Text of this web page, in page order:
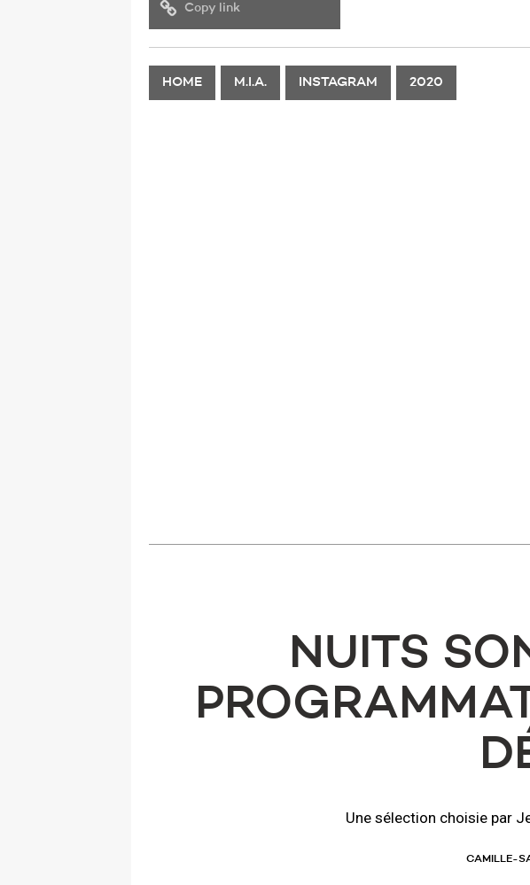
Copy link
HOME M.I.A. INSTAGRAM 2020
​NUITS
Une sélection choisie par
CAMILLE-